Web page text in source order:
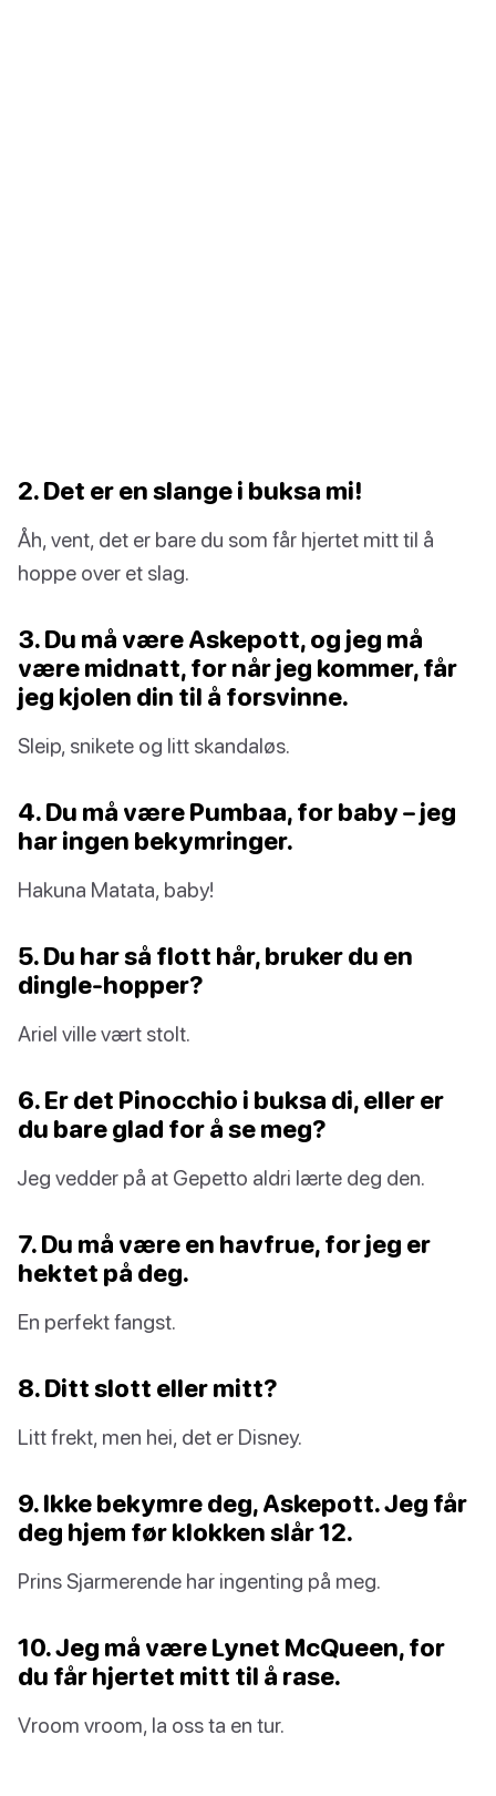
2. Det er en slange i buksa mi!
Åh, vent, det er bare du som får hjertet mitt til å
hoppe over et slag.
3. Du må være Askepott, og jeg må
være midnatt, for når jeg kommer, får
jeg kjolen din til å forsvinne.
Sleip, snikete og litt skandaløs.
4. Du må være Pumbaa, for baby – jeg
har ingen bekymringer.
Hakuna Matata, baby!
5. Du har så flott hår, bruker du en
dingle-hopper?
Ariel ville vært stolt.
6. Er det Pinocchio i buksa di, eller er
du bare glad for å se meg?
Jeg vedder på at Gepetto aldri lærte deg den.
7. Du må være en havfrue, for jeg er
hektet på deg.
En perfekt fangst.
8. Ditt slott eller mitt?
Litt frekt, men hei, det er Disney.
9. Ikke bekymre deg, Askepott. Jeg får
deg hjem før klokken slår 12.
Prins Sjarmerende har ingenting på meg.
10. Jeg må være Lynet McQueen, for
du får hjertet mitt til å rase.
Vroom vroom, la oss ta en tur.